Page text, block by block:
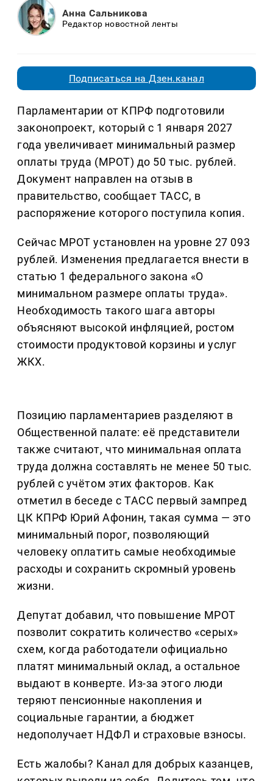
Анна Сальникова
Редактор новостной ленты
Подписаться на Дзен.канал
Парламентарии от КПРФ подготовили
законопроект, который с 1 января 2027
года увеличивает минимальный размер
оплаты труда (МРОТ) до 50 тыс. рублей.
Документ направлен на отзыв в
правительство, сообщает ТАСС, в
распоряжение которого поступила копия.
Сейчас МРОТ установлен на уровне 27 093
рублей. Изменения предлагается внести в
статью 1 федерального закона «О
минимальном размере оплаты труда».
Необходимость такого шага авторы
объясняют высокой инфляцией, ростом
стоимости продуктовой корзины и услуг
ЖКХ.
Позицию парламентариев разделяют в
Общественной палате: её представители
также считают, что минимальная оплата
труда должна составлять не менее 50 тыс.
рублей с учётом этих факторов. Как
отметил в беседе с ТАСС первый зампред
ЦК КПРФ Юрий Афонин, такая сумма — это
минимальный порог, позволяющий
человеку оплатить самые необходимые
расходы и сохранить скромный уровень
жизни.
Депутат добавил, что повышение МРОТ
позволит сократить количество «серых»
схем, когда работодатели официально
платят минимальный оклад, а остальное
выдают в конверте. Из-за этого люди
теряют пенсионные накопления и
социальные гарантии, а бюджет
недополучает НДФЛ и страховые взносы.
Есть жалобы? Канал для добрых казанцев,